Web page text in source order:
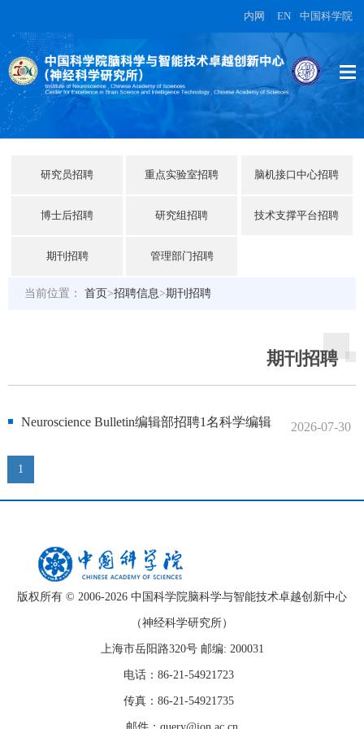
内网 EN 中国科学院
研究员招聘 重点实验室招聘 脑机接口中心招聘
博士后招聘 研究组招聘 技术支撑平台招聘
期刊招聘 管理部门招聘
当前位置： 首页>招聘信息>期刊招聘
期刊招聘
Neuroscience Bulletin编辑部招聘1名科学编辑 2026-07-30
1
版权所有 © 2006-2026 中国科学院脑科学与智能技术卓越创新中心
（神经科学研究所）
上海市岳阳路320号 邮编: 200031
电话：86-21-54921723
传真：86-21-54921735